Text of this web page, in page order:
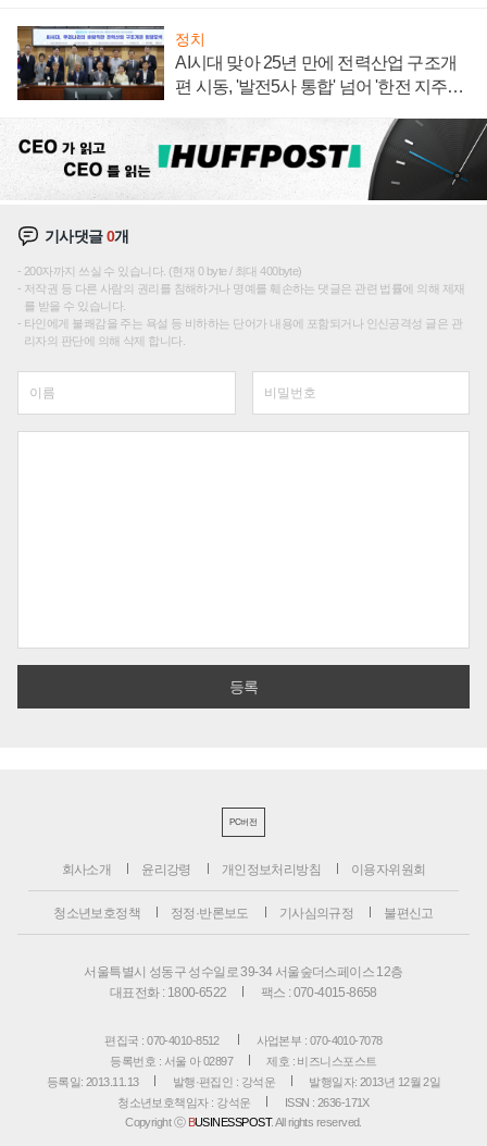
정치
AI시대 맞아 25년 만에 전력산업 구조개
편 시동, '발전5사 통합' 넘어 '한전 지주사'
기사댓글0개
200자까지 쓰실 수 있습니다. (현재 0 byte / 최대 400byte)
저작권 등 다른 사람의 권리를 침해하거나 명예를 훼손하는 댓글은 관련 법률에 의해 제재
를 받을 수 있습니다.
타인에게 불쾌감을 주는 욕설 등 비하하는 단어가 내용에 포함되거나 인신공격성 글은 관
리자의 판단에 의해 삭제 합니다.
PC버전
회사소개 윤리강령 개인정보처리방침 이용자위원회
청소년보호정책 정정·반론보도 기사심의규정 불편신고
서울특별시 성동구 성수일로 39-34 서울숲더스페이스 12층
대표전화 : 1800-6522
팩스 : 070-4015-8658
편집국 : 070-4010-8512
사업본부 : 070-4010-7078
등록번호 : 서울 아 02897
제호 : 비즈니스포스트
등록일: 2013.11.13
발행·편집인 : 강석운
발행일자: 2013년 12월 2일
청소년보호책임자 : 강석운
ISSN : 2636-171X
Copyright ⓒ BUSINESSPOST. All rights reserved.